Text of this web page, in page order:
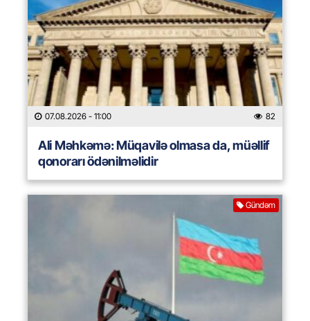
07.08.2026 - 11:00 82
Ali Məhkəmə: Müqavilə olmasa da, müəllif
qonorarı ödənilməlidir
Gündəm